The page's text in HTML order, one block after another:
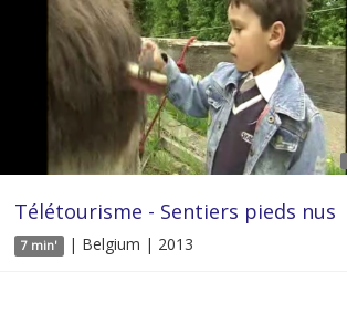
Télétourisme - Sentiers pieds nus
7 min' | Belgium | 2013